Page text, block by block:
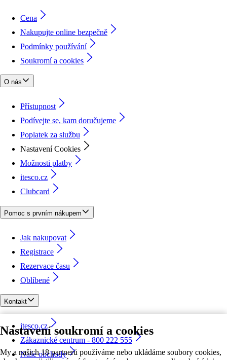
Nastavení soukromí a cookies
My a našich 18 partnerů používáme nebo ukládáme soubory cookies,
Cena
Nakupujte online bezpečně
Podmínky používání
Soukromí a cookies
O nás
Přístupnost
Podívejte se, kam doručujeme
Poplatek za službu
Nastavení Cookies
Možnosti platby
itesco.cz
Clubcard
Pomoc s prvním nákupem
Jak nakupovat
Registrace
Rezervace času
Oblíbené
Kontakt
itesco.cz
Zákaznické centrum - 800 222 555
Naše obchody